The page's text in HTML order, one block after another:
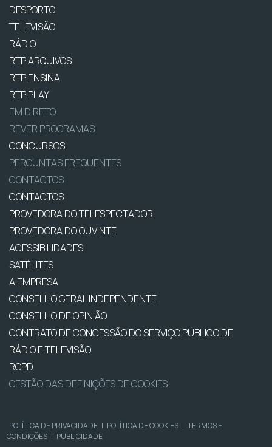
DESPORTO
TELEVISÃO
RÁDIO
RTP ARQUIVOS
RTP ENSINA
RTP PLAY
EM DIRETO
REVER PROGRAMAS
CONCURSOS
PERGUNTAS FREQUENTES
CONTACTOS
CONTACTOS
PROVEDORA DO TELESPECTADOR
PROVEDORA DO OUVINTE
ACESSIBILIDADES
SATÉLITES
A EMPRESA
CONSELHO GERAL INDEPENDENTE
CONSELHO DE OPINIÃO
CONTRATO DE CONCESSÃO DO SERVIÇO PÚBLICO DE
RÁDIO E TELEVISÃO
RGPD
GESTÃO DAS DEFINIÇÕES DE COOKIES
POLÍTICA DE PRIVACIDADE | POLÍTICA DE COOKIES | TERMOS E
CONDIÇÕES | PUBLICIDADE